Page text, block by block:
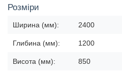
Розміри
Ширина (мм): 2400
Глибина (мм): 1200
Висота (мм): 850